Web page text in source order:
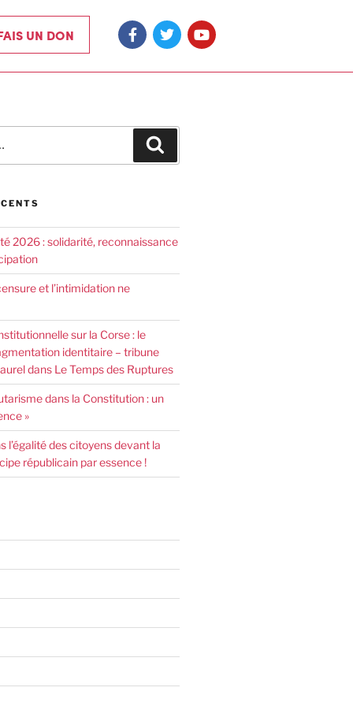
UN DON
2026 : solidarité, reconnaissance
et l’intimidation ne
sur la Corse : le
identitaire – tribune
dans Le Temps des Ruptures
dans la Constitution : un
»
l’égalité des citoyens devant la
républicain par essence !